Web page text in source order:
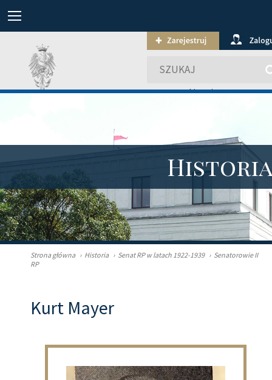
wyszukiwanie
Strona główna › Historia › Senat RP w latach 1922-1939 › Senatorowie II
RP
Kurt Mayer